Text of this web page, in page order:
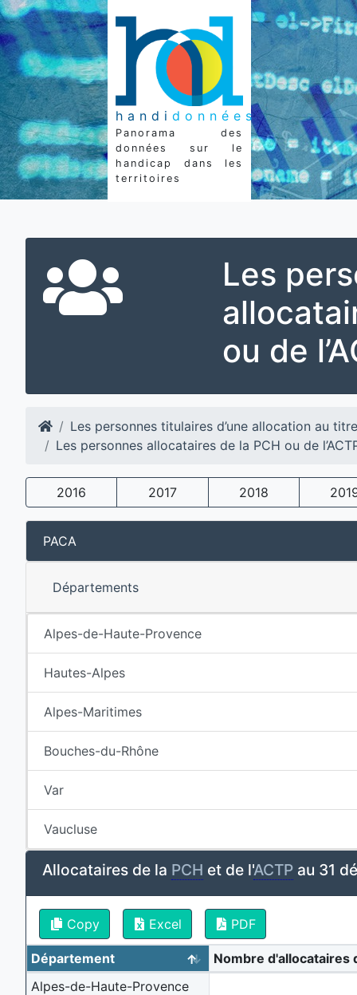
handi données
Panorama des
données sur le
handicap dans les
territoires
Les
ou de
Les personnes titulaires d’une allocation au
Les personnes allocataires de la PCH ou de
2016 2017 2018
PACA
Départements
Alpes-de-Haute-Provence
Hautes-Alpes
Alpes-Maritimes
Bouches-du-Rhône
Var
Vaucluse
Allocataires de la PCH et de l'ACTP au 31
Copy Excel PDF
Département
Nombre d'allocataires
Alpes-de-Haute-Provence